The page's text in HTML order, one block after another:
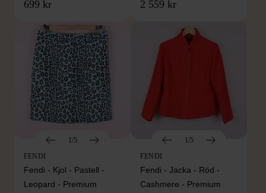
699 kr 2 559 kr
1/5
FENDI
Fendi - Kjol - Pastell -
Leopard - Premium
1/5
FENDI
Fendi - Jacka - Röd -
Cashmere - Premium